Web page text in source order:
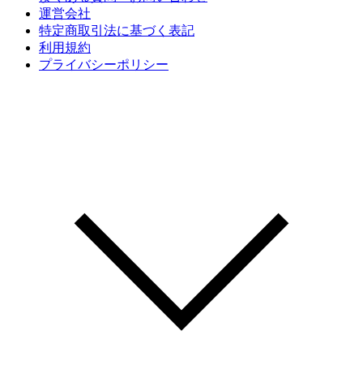
運営会社
特定商取引法に基づく表記
利用規約
プライバシーポリシー